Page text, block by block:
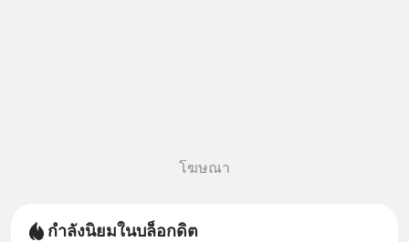
โฆษณา
กำลังนิยมในบล็อกดิต